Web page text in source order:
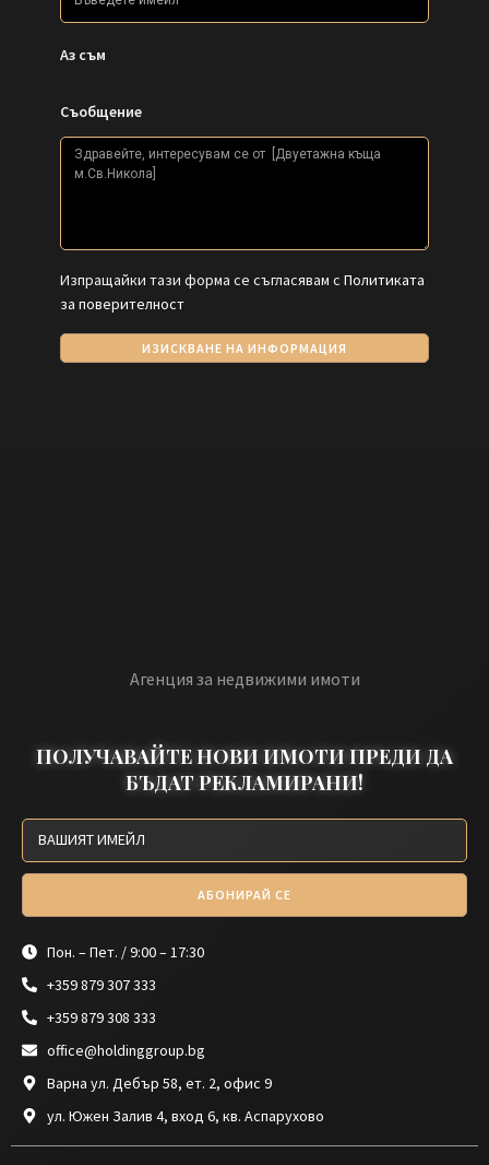
Аз съм
Съобщение
Изпращайки тази форма се съгласявам с Политиката
за поверителност
ИЗИСКВАНЕ НА ИНФОРМАЦИЯ
Агенция за недвижими имоти
ПОЛУЧАВАЙТЕ НОВИ ИМОТИ ПРЕДИ ДА
БЪДАТ РЕКЛАМИРАНИ!
АБОНИРАЙ СЕ
Пон. – Пет. / 9:00 – 17:30
+359 879 307 333
+359 879 308 333
office@holdinggroup.bg
Варна ул. Дебър 58, ет. 2, офис 9
ул. Южен Залив 4, вход 6, кв. Аспарухово